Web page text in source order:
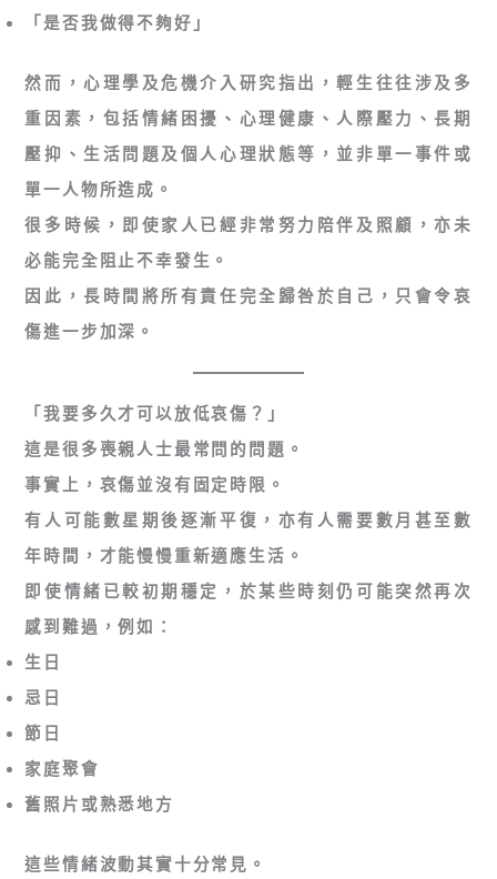
「是否我做得不夠好」
然而，心理學及危機介入研究指出，輕生往往涉及多
重因素，包括情緒困擾、心理健康、人際壓力、長期
壓抑、生活問題及個人心理狀態等，並非單一事件或
單一人物所造成。
很多時候，即使家人已經非常努力陪伴及照顧，亦未
必能完全阻止不幸發生。
因此，長時間將所有責任完全歸咎於自己，只會令哀
傷進一步加深。
「我要多久才可以放低哀傷？」
這是很多喪親人士最常問的問題。
事實上，哀傷並沒有固定時限。
有人可能數星期後逐漸平復，亦有人需要數月甚至數
年時間，才能慢慢重新適應生活。
即使情緒已較初期穩定，於某些時刻仍可能突然再次
感到難過，例如：
生日
忌日
節日
家庭聚會
舊照片或熟悉地方
這些情緒波動其實十分常見。